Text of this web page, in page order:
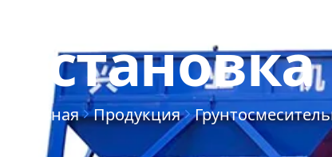
установка
Главная Продукция